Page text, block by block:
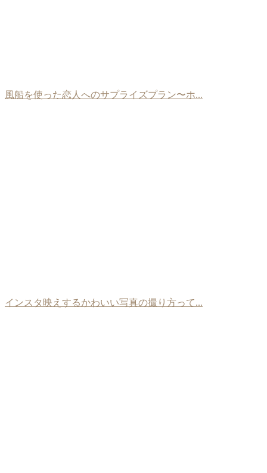
風船を使った恋人へのサプライズプラン〜ホ...
インスタ映えするかわいい写真の撮り方って...